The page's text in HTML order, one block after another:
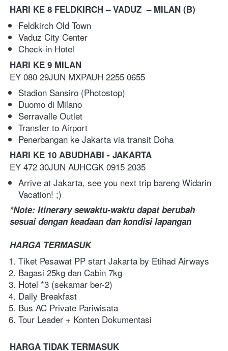
HARI KE 8 FELDKIRCH – VADUZ  – MILAN (B)
Feldkirch Old Town
Vaduz City Center
Check-in Hotel
HARI KE 9 MILAN
EY 080 29JUN MXPAUH 2255 0655
Stadion Sansiro (Photostop)
Duomo di Milano
Serravalle Outlet
Transfer to Airport
Penerbangan ke Jakarta via transit Doha
HARI KE 10 ABUDHABI - JAKARTA
EY 472 30JUN AUHCGK 0915 2035
Arrive at Jakarta, see you next trip bareng Widarin
Vacation! ;)
*Note: Itinerary sewaktu-waktu dapat berubah
sesuai dengan keadaan dan kondisi lapangan
HARGA TERMASUK
Tiket Pesawat PP start Jakarta by Etihad Airways
Bagasi 25kg dan Cabin 7kg
Hotel *3 (sekamar ber-2)
Daily Breakfast
Bus AC Private Pariwisata
Tour Leader + Konten Dokumentasi
HARGA TIDAK TERMASUK